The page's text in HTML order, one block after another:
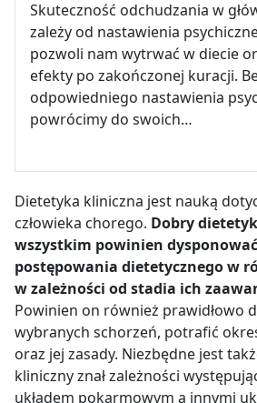
Skuteczność odchudzania w
zależy od nastawienia
pozwoli nam wytrwać w diecie
efekty po zakończonej kuracji.
odpowiedniego nastawienia
powrócimy do swoich…
Dietetyka kliniczna jest nauką
człowieka chorego. Dobry
wszystkim powinien
postępowania dietetycznego w
w zależności od stadia ich
Powinien on również prawidłowo
wybranych schorzeń, potrafić
oraz jej zasady. Niezbędne jest
kliniczny znał zależności
układem pokarmowym a innymi